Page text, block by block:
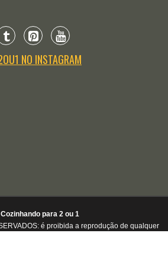
NO INSTAGRAM
para 2 ou 1
é proibida a reprodução de qualquer